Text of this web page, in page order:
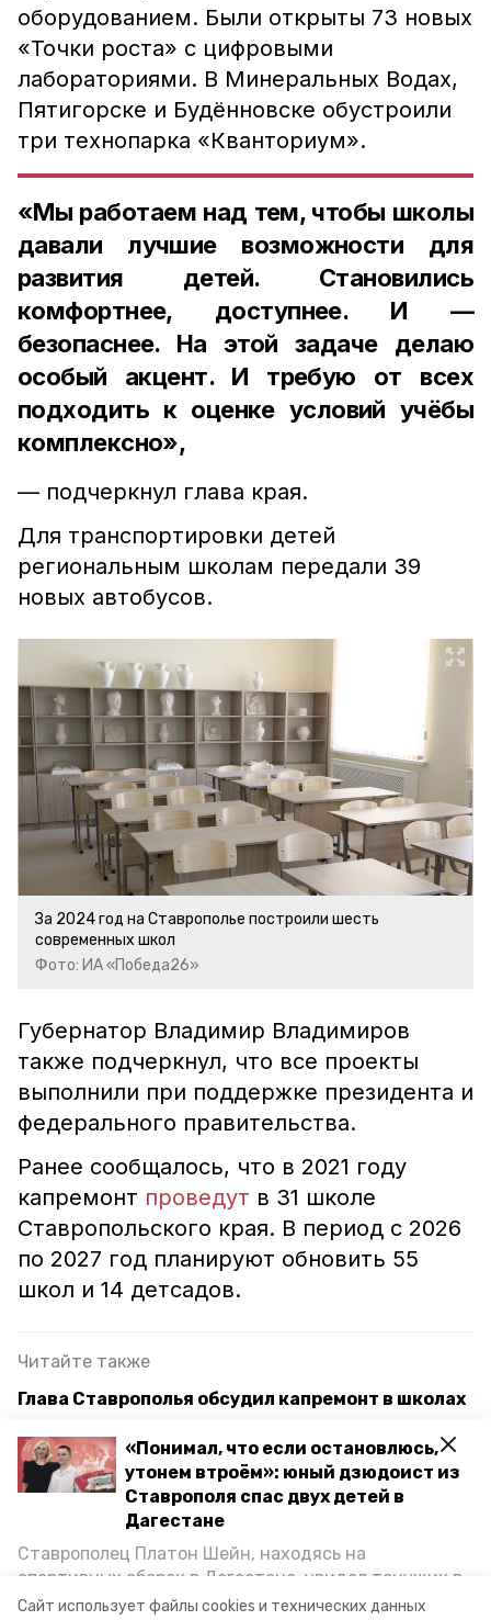
Сайт использует файлы cookies и технических данных
«Понимал, что если остановлюсь,
утонем втроём»: юный дзюдоист из
Ставрополя спас двух детей в
Дагестане
Ставрополец Платон Шейн, находясь на
спортивных сборах в Дегестане, увидел тонущих в
Каспийском море детей и бросился на помощь. По
оборудованием. Были открыты 73 новых
«Точки роста» с цифровыми
лабораториями. В Минеральных Водах,
Пятигорске и Будённовске обустроили
три технопарка «Кванториум».
«Мы работаем над тем, чтобы школы
давали лучшие возможности для
развития детей. Становились
комфортнее, доступнее. И —
безопаснее. На этой задаче делаю
особый акцент. И требую от всех
подходить к оценке условий учёбы
комплексно»,
— подчеркнул глава края.
Для транспортировки детей
региональным школам передали 39
новых автобусов.
За 2024 год на Ставрополье построили шесть
современных школ
Фото: ИА «Победа26»
Губернатор Владимир Владимиров
также подчеркнул, что все проекты
выполнили при поддержке президента и
федерального правительства.
Ранее сообщалось, что в 2021 году
капремонт проведут в 31 школе
Ставропольского края. В период с 2026
по 2027 год планируют обновить 55
школ и 14 детсадов.
Читайте также
Глава Ставрополья обсудил капремонт в школах
Получили новые или заменили старые: более 40
автобусов передали школам Ставрополья
Губернатор взял на контроль строительство
нового корпуса детсада в Кисловодске